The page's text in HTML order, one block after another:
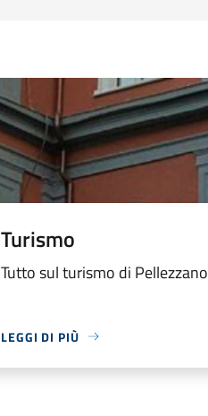
Turismo
Tutto sul turismo di Pellezzano
LEGGI DI PIÙ